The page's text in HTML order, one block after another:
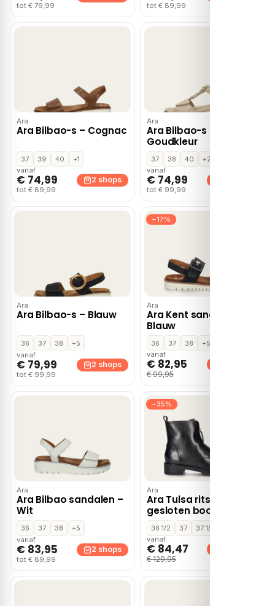
tot € 79,99 tot € 89,99
Ara
Ara Bilbao-s – Cognac
37 39 40
+1
vanaf
€ 74,99
tot € 89,99
2 shops
Ara
Ara Bilbao-s –
Goudkleur
37 38 40
+2
vanaf
€ 74,99
tot € 99,99
Ara
Ara Bilbao-s – Blauw
36 37 38
+5
vanaf
€ 79,99
tot € 99,99
2 shops
−17%
Ara
Ara Kent sandalen –
Blauw
36 37 38
+5
vanaf
€ 82,95
€ 99,95
Ara
Ara Bilbao sandalen –
Wit
36 37 38
+5
vanaf
€ 83,95
tot € 89,99
2 shops
−35%
Ara
Ara Tulsa rits- &
gesloten boots –
Zwart
36 1/2 37 37 1/2
vanaf
€ 84,47
€ 129,95